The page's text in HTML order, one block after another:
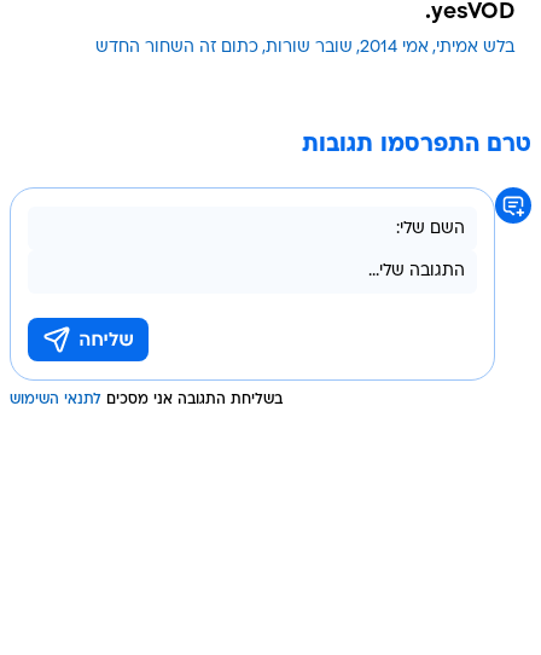
yesVOD.
בלש אמיתי אמי 2014 שובר שורות כתום זה השחור החדש
טרם התפרסמו תגובות
בשליחת התגובה אני מסכים לתנאי השימוש